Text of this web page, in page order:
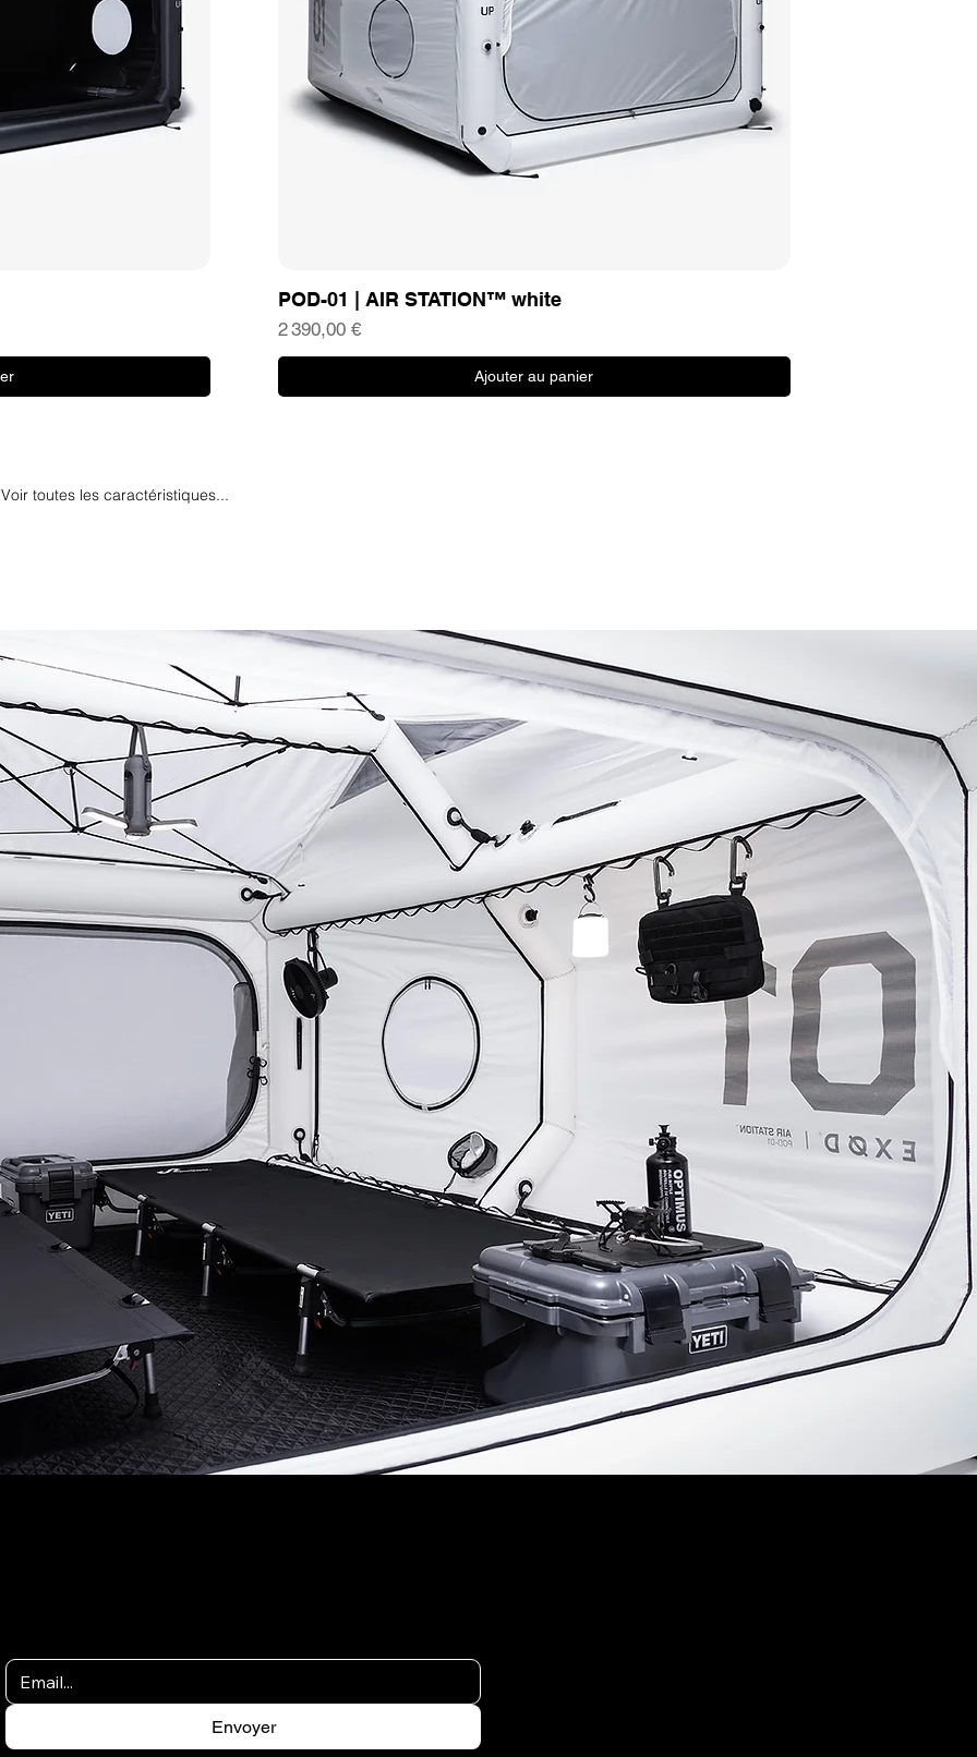
Aperçu rapide
POD-01 | AIR STATION™ white
Prix
2 390,00 €
Ajouter au panier
Voir toutes les caractéristiques...
Shelter
Envoyer